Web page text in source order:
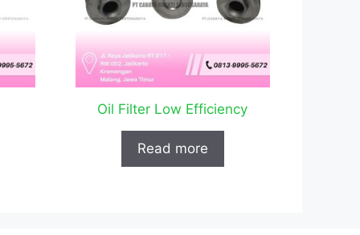
Oil Filter Low Efficiency
Read more